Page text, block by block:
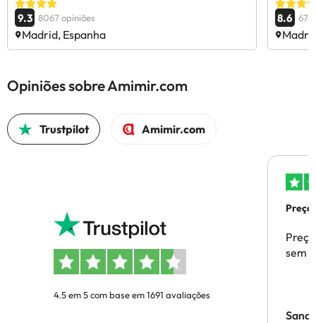
9.3 8067 opiniões
Madrid, Espanha
8.6 670
Opiniões sobre Amimir.com
Trustpilot Amimir.com
4.5 em 5 com base em 1691 avaliações
sem